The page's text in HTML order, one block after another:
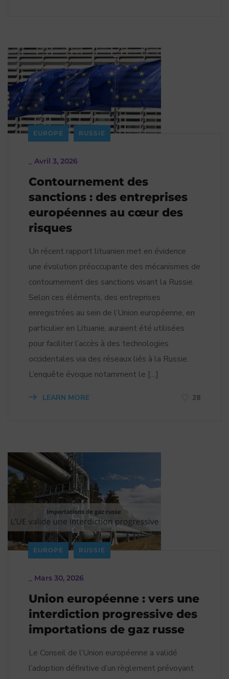
EUROPE RUSSIE
Avril 3, 2026
Contournement des
sanctions : des entreprises
européennes au cœur des
risques
Un récent rapport lituanien met en évidence
une évolution préoccupante des mécanismes de
contournement des sanctions visant la Russie.
Selon ces éléments, des entreprises
enregistrées au sein de l’Union européenne, en
particulier en Lituanie, auraient été utilisées
pour faciliter l’accès à des technologies
occidentales via des réseaux liés à la Russie.
L’enquête évoque notamment le […]
LEARN MORE 28
EUROPE RUSSIE
Mars 30, 2026
Union européenne : vers une
interdiction progressive des
importations de gaz russe
Le Conseil de l’Union européenne a validé
l’adoption définitive d’un règlement prévoyant